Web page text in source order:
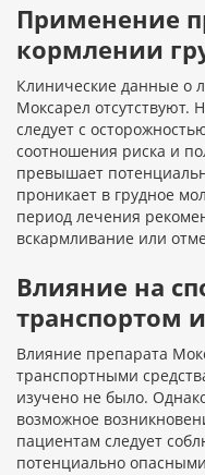
Применение
кормлении
Клинические данные о
Моксарел
следует с
соотношения риска и
превышает
проникает в грудное
период лечения
вскармливание или
Влияние на
транспортом
Влияние препарата
транспортными
изучено не было.
возможное
пациентам следует
потенциально